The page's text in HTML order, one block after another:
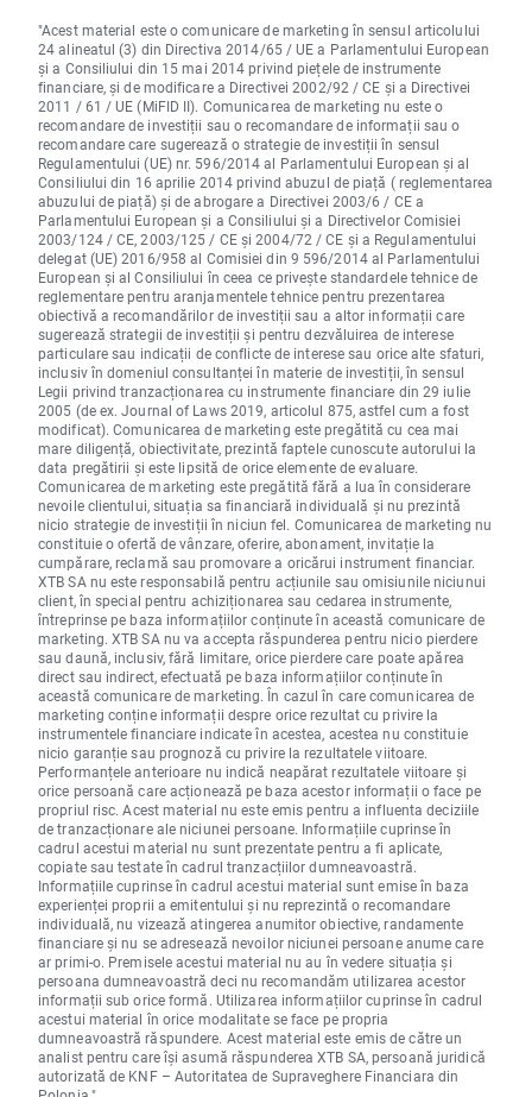
"Acest material este o comunicare de marketing în sensul articolului
24 alineatul (3) din Directiva 2014/65 / UE a Parlamentului European
și a Consiliului din 15 mai 2014 privind piețele de instrumente
financiare, și de modificare a Directivei 2002/92 / CE și a Directivei
2011 / 61 / UE (MiFID II). Comunicarea de marketing nu este o
recomandare de investiții sau o recomandare de informații sau o
recomandare care sugerează o strategie de investiții în sensul
Regulamentului (UE) nr. 596/2014 al Parlamentului European și al
Consiliului din 16 aprilie 2014 privind abuzul de piață ( reglementarea
abuzului de piață) și de abrogare a Directivei 2003/6 / CE a
Parlamentului European și a Consiliului și a Directivelor Comisiei
2003/124 / CE, 2003/125 / CE și 2004/72 / CE și a Regulamentului
delegat (UE) 2016/958 al Comisiei din 9 596/2014 al Parlamentului
European și al Consiliului în ceea ce privește standardele tehnice de
reglementare pentru aranjamentele tehnice pentru prezentarea
obiectivă a recomandărilor de investiții sau a altor informații care
sugerează strategii de investiții și pentru dezvăluirea de interese
particulare sau indicații de conflicte de interese sau orice alte sfaturi,
inclusiv în domeniul consultanței în materie de investiții, în sensul
Legii privind tranzacționarea cu instrumente financiare din 29 iulie
2005 (de ex. Journal of Laws 2019, articolul 875, astfel cum a fost
modificat). Comunicarea de marketing este pregătită cu cea mai
mare diligență, obiectivitate, prezintă faptele cunoscute autorului la
data pregătirii și este lipsită de orice elemente de evaluare.
Comunicarea de marketing este pregătită fără a lua în considerare
nevoile clientului, situația sa financiară individuală și nu prezintă
nicio strategie de investiții în niciun fel. Comunicarea de marketing nu
constituie o ofertă de vânzare, oferire, abonament, invitație la
cumpărare, reclamă sau promovare a oricărui instrument financiar.
XTB SA nu este responsabilă pentru acțiunile sau omisiunile niciunui
client, în special pentru achiziționarea sau cedarea instrumente,
întreprinse pe baza informațiilor conținute în această comunicare de
marketing. XTB SA nu va accepta răspunderea pentru nicio pierdere
sau daună, inclusiv, fără limitare, orice pierdere care poate apărea
direct sau indirect, efectuată pe baza informațiilor conținute în
această comunicare de marketing. În cazul în care comunicarea de
marketing conține informații despre orice rezultat cu privire la
instrumentele financiare indicate în acestea, acestea nu constituie
nicio garanție sau prognoză cu privire la rezultatele viitoare.
Performanțele anterioare nu indică neapărat rezultatele viitoare și
orice persoană care acționează pe baza acestor informații o face pe
propriul risc. Acest material nu este emis pentru a influenta deciziile
de tranzacționare ale niciunei persoane. Informațiile cuprinse în
cadrul acestui material nu sunt prezentate pentru a fi aplicate,
copiate sau testate în cadrul tranzacțiilor dumneavoastră.
Informațiile cuprinse în cadrul acestui material sunt emise în baza
experienței proprii a emitentului și nu reprezintă o recomandare
individuală, nu vizează atingerea anumitor obiective, randamente
financiare și nu se adresează nevoilor niciunei persoane anume care
ar primi-o. Premisele acestui material nu au în vedere situația și
persoana dumneavoastră deci nu recomandăm utilizarea acestor
informații sub orice formă. Utilizarea informațiilor cuprinse în cadrul
acestui material în orice modalitate se face pe propria
dumneavoastră răspundere. Acest material este emis de către un
analist pentru care își asumă răspunderea XTB SA, persoană juridică
autorizată de KNF – Autoritatea de Supraveghere Financiara din